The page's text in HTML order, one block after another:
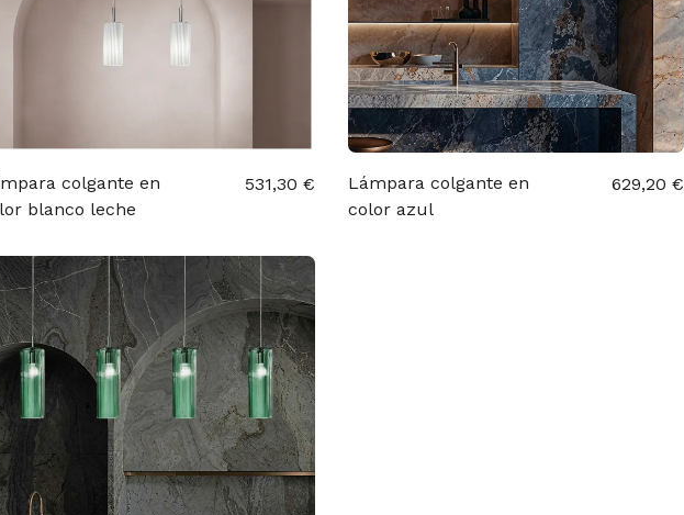
colgante en
blanco leche
531,30 €
Lámpara colgante en
color azul
629,20 €